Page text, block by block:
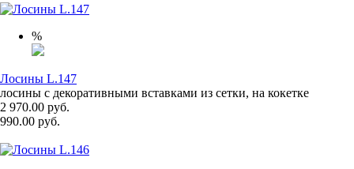
%
Лосины L.147
лосины с декоративными вставками из сетки, на кокетке
2 970.00 руб.
990.00 руб.